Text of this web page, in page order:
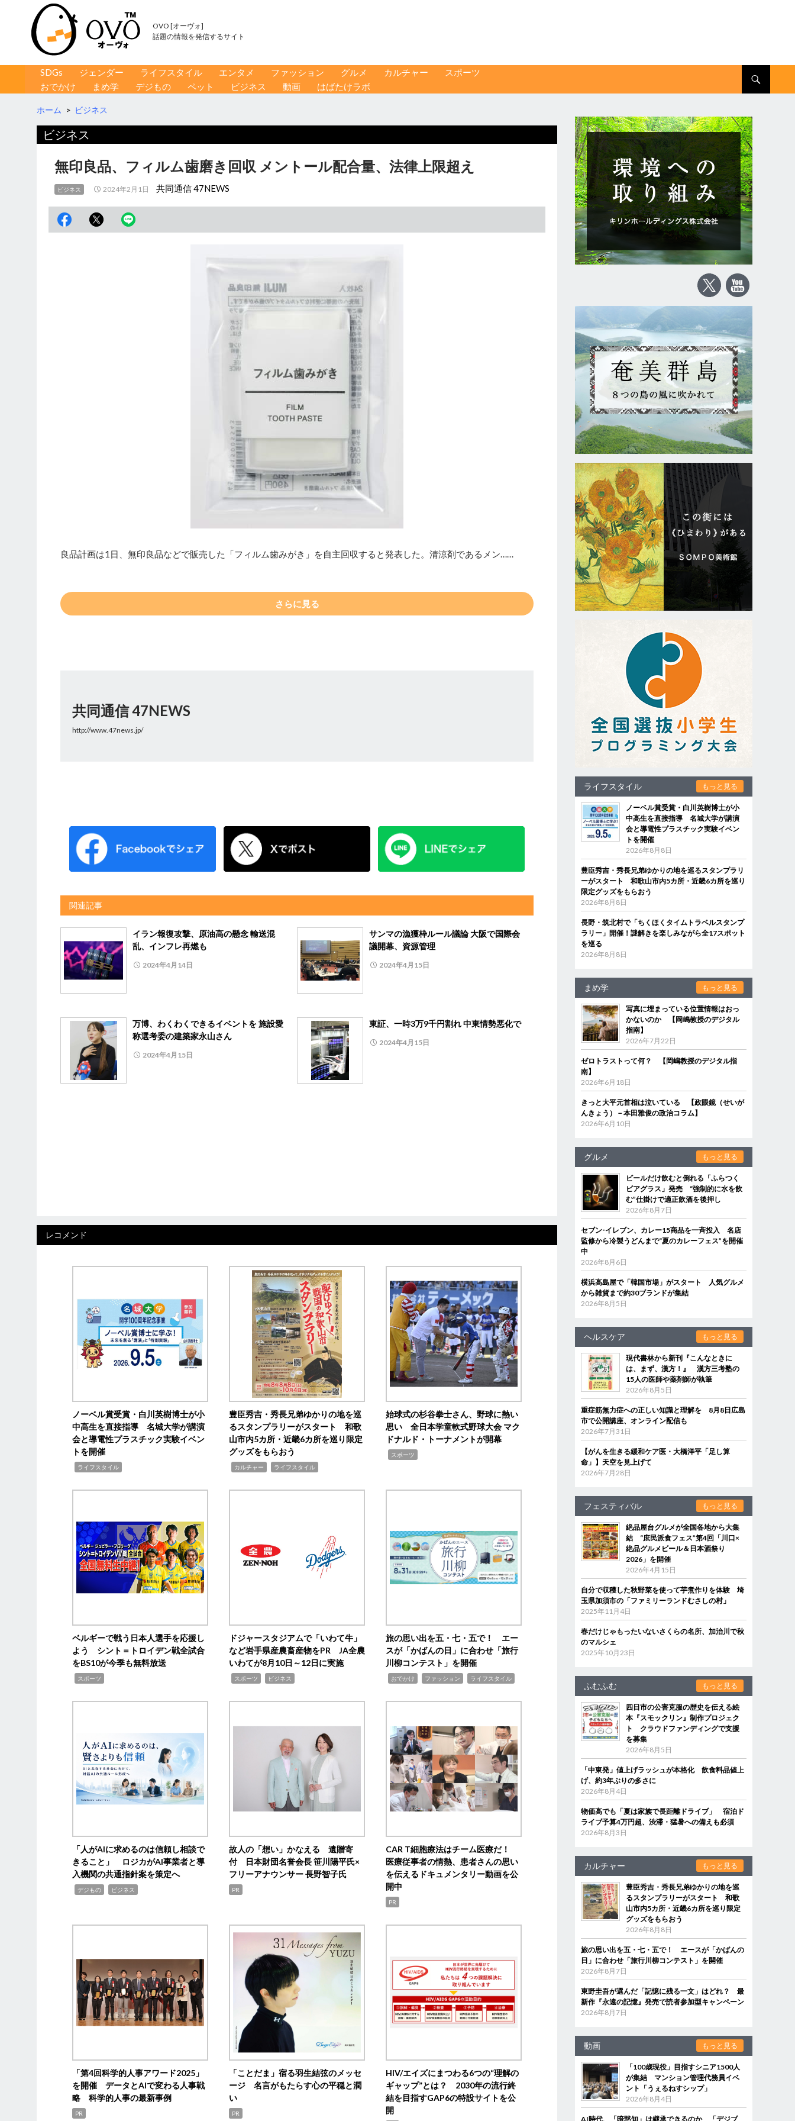
OVO [オーヴォ]
話題の情報を発信するサイト
コンテンツへ移動
SDGs ジェンダー ライフスタイル エンタメ ファッション グルメ カルチャー
スポーツ
おでかけ
まめ学 デジもの ペット ビジネス 動画 はばたけラボ
ホーム > ビジネス
ビジネス
無印良品、フィルム歯磨き回収 メントール配合量、法律上限超え
ビジネス 2024年2月1日 共同通信 47NEWS
良品計画は1日、無印良品などで販売した「フィルム歯みがき」を自主回収すると発表した。清涼剤であるメン……
さらに見る
共同通信 47NEWS
http://www.47news.jp/
関連記事
イラン報復攻撃、原油高の懸念 輸送混
乱、インフレ再燃も
2024年4月14日
サンマの漁獲枠ルール議論 大阪で国際会
議開幕、資源管理
2024年4月15日
万博、わくわくできるイベントを 施設愛
称選考委の建築家永山さん
2024年4月15日
東証、一時3万9千円割れ 中東情勢悪化で
2024年4月15日
レコメンド
ノーベル賞受賞・白川英樹博士が小
中高生を直接指導 名城大学が講演
会と導電性プラスチック実験イベン
トを開催
ライフスタイル
豊臣秀吉・秀長兄弟ゆかりの地を巡
るスタンプラリーがスタート 和歌
山市内5カ所・近畿6カ所を巡り限定
グッズをもらおう
カルチャー ライフスタイル
始球式の杉谷拳士さん、野球に熱い
思い 全日本学童軟式野球大会 マク
ドナルド・トーナメントが開幕
スポーツ
ベルギーで戦う日本人選手を応援し
よう シント＝トロイデン戦全試合
をBS10が今季も無料放送
スポーツ
ドジャースタジアムで「いわて牛」
など岩手県産農畜産物をPR JA全農
いわてが8月10日～12日に実施
スポーツ ビジネス
旅の思い出を五・七・五で！ エー
スが「かばんの日」に合わせ「旅行
川柳コンテスト」を開催
おでかけ ファッション ライフスタイル
「人がAIに求めるのは信頼し相談で
きること」 ロジカがAI事業者と導
入機関の共通指針案を策定へ
デジもの ビジネス
故人の「想い」かなえる 遺贈寄
付 日本財団名誉会長 笹川陽平氏×
フリーアナウンサー 長野智子氏
PR
CAR T細胞療法はチーム医療だ！
医療従事者の情熱、患者さんの思い
を伝えるドキュメンタリー動画を公
開中
PR
「第4回科学的人事アワード2025」
を開催 データとAIで変わる人事戦
略 科学的人事の最新事例
PR
「ことだま」宿る羽生結弦のメッセ
ージ 名言がもたらす心の平穏と潤
い
PR
HIV/エイズにまつわる6つの“理解の
ギャップ”とは？ 2030年の流行終
結を目指すGAP6の特設サイトを公
開
ライフスタイル もっと見る
ノーベル賞受賞・白川英樹博士が小
中高生を直接指導 名城大学が講演
会と導電性プラスチック実験イベン
トを開催
2026年8月8日
豊臣秀吉・秀長兄弟ゆかりの地を巡るスタンプラリ
ーがスタート 和歌山市内5カ所・近畿6カ所を巡り
限定グッズをもらおう
2026年8月8日
長野・筑北村で「ちくほくタイムトラベルスタンプ
ラリー」開催！謎解きを楽しみながら全17スポット
を巡る
2026年8月8日
まめ学 もっと見る
写真に埋まっている位置情報はおっ
かないのか 【岡嶋教授のデジタル
指南】
2026年7月22日
ゼロトラストって何？ 【岡嶋教授のデジタル指
南】
2026年6月18日
きっと大平元首相は泣いている 【政眼鏡（せいが
んきょう）－本田雅俊の政治コラム】
2026年6月10日
グルメ もっと見る
ビールだけ飲むと倒れる「ふらつく
ビアグラス」発売 “強制的に水を飲
む”仕掛けで適正飲酒を後押し
2026年8月7日
セブン‐イレブン、カレー15商品を一斉投入 名店
監修から冷製うどんまで“夏のカレーフェス”を開催
中
2026年8月6日
横浜高島屋で「韓国市場」がスタート 人気グルメ
から雑貨まで約30ブランドが集結
2026年8月5日
ヘルスケア もっと見る
現代書林から新刊『こんなときに
は、まず、漢方！』 漢方三考塾の
15人の医師や薬剤師が執筆
2026年8月5日
重症筋無力症への正しい知識と理解を 8月8日広島
市で公開講座、オンライン配信も
2026年7月31日
【がんを生きる緩和ケア医・大橋洋平「足し算
命」】天空を見上げて
2026年7月28日
フェスティバル もっと見る
絶品屋台グルメが全国各地から大集
結 “庶民派食フェス”第4回「川口×
絶品グルメビール＆日本酒祭り
2026」を開催
2026年4月15日
自分で収穫した秋野菜を使って芋煮作りを体験 埼
玉県加須市の「ファミリーランドむさしの村」
2025年11月4日
春だけじゃもったいないさくらの名所、加治川で秋
のマルシェ
2025年10月23日
ふむふむ もっと見る
四日市の公害克服の歴史を伝える絵
本『スモックリン』制作プロジェク
ト クラウドファンディングで支援
を募集
2026年8月5日
「中東発」値上げラッシュが本格化 飲食料品値上
げ、約3年ぶりの多さに
2026年8月4日
物価高でも「夏は家族で長距離ドライブ」 宿泊ド
ライブ予算4万円超、渋滞・猛暑への備えも必須
2026年8月3日
カルチャー もっと見る
豊臣秀吉・秀長兄弟ゆかりの地を巡
るスタンプラリーがスタート 和歌
山市内5カ所・近畿6カ所を巡り限定
グッズをもらおう
2026年8月8日
旅の思い出を五・七・五で！ エースが「かばんの
日」に合わせ「旅行川柳コンテスト」を開催
2026年8月7日
東野圭吾が選んだ「記憶に残る一文」はどれ？ 最
新作『永遠の記憶』発売で読者参加型キャンペーン
2026年8月7日
動画 もっと見る
「100歳現役」目指すシニア1500人
が集結 マンション管理代務員イベ
ント「うぇるねすシップ」
2026年8月4日
AI時代、「暗黙知」は継承できるのか 「デジブ